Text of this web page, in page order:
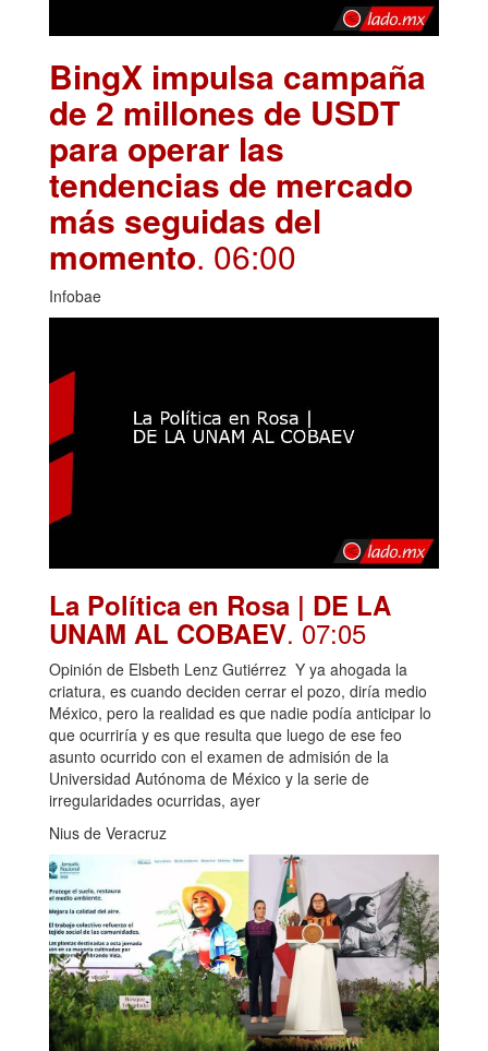
BingX impulsa campaña
de 2 millones de USDT
para operar las
tendencias de mercado
más seguidas del
momento. 06:00
Infobae
La Política en Rosa | DE LA
UNAM AL COBAEV. 07:05
Opinión de Elsbeth Lenz Gutiérrez Y ya ahogada la
criatura, es cuando deciden cerrar el pozo, diría medio
México, pero la realidad es que nadie podía anticipar lo
que ocurriría y es que resulta que luego de ese feo
asunto ocurrido con el examen de admisión de la
Universidad Autónoma de México y la serie de
irregularidades ocurridas, ayer
Nius de Veracruz